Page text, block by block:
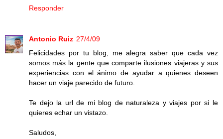
Responder
Antonio Ruiz 27/4/09
Felicidades por tu blog, me alegra saber que cada vez
somos más la gente que comparte ilusiones viajeras y sus
experiencias con el ánimo de ayudar a quienes deseen
hacer un viaje parecido de futuro.
Te dejo la url de mi blog de naturaleza y viajes por si le
quieres echar un vistazo.
Saludos,